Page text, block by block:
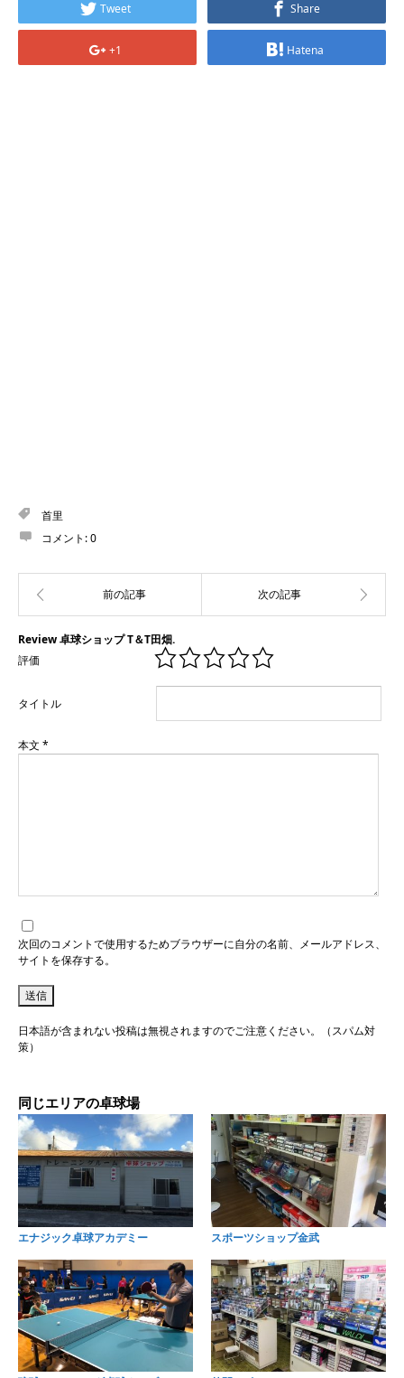
Tweet Share
+1 Hatena
首里
コメント:0
Review 卓球ショップ T＆T田畑.
評価
タイトル
本文 *
次回のコメントで使用するためブラウザーに自分の名前、メールアドレス、
サイトを保存する。
日本語が含まれない投稿は無視されますのでご注意ください。（スパム対
策）
同じエリアの卓球場
エナジック卓球アカデミー スポーツショップ金武